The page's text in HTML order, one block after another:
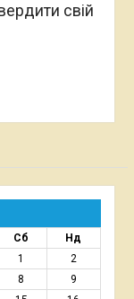
свій
Сб
Нд
1
2
8
9